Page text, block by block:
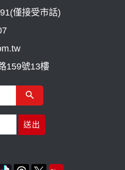
僅接受市話)
159號13樓
Search Button